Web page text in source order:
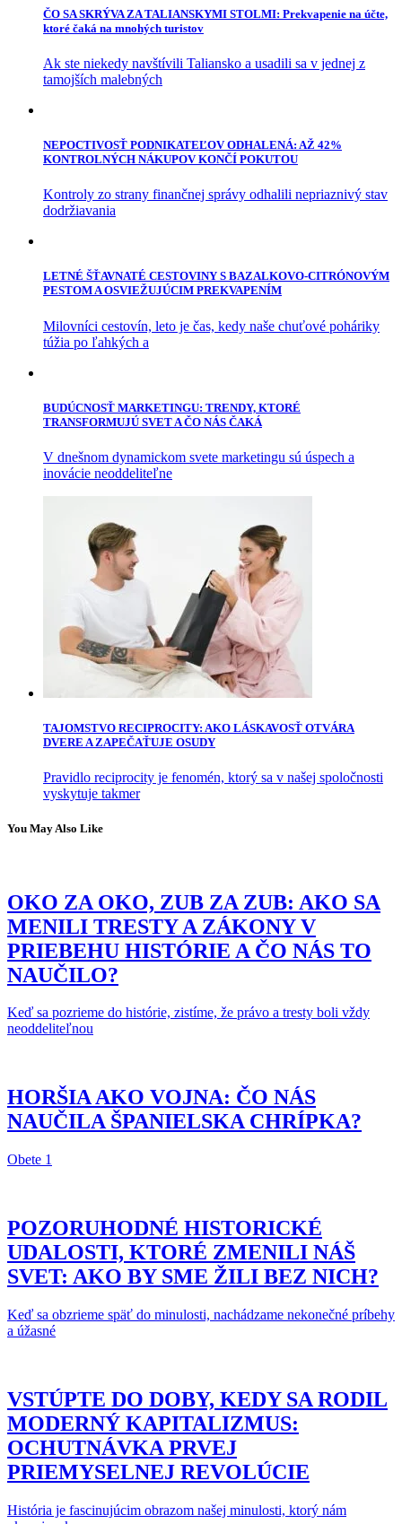
ČO SA SKRÝVA ZA TALIANSKYMI STOLMI: Prekvapenie na účte,
ktoré čaká na mnohých turistov
Ak ste niekedy navštívili Taliansko a usadili sa v jednej z
tamojších malebných
NEPOCTIVOSŤ PODNIKATEĽOV ODHALENÁ: AŽ 42%
KONTROLNÝCH NÁKUPOV KONČÍ POKUTOU
Kontroly zo strany finančnej správy odhalili nepriaznivý stav
dodržiavania
LETNÉ ŠŤAVNATÉ CESTOVINY S BAZALKOVO-CITRÓNOVÝM
PESTOM A OSVIEŽUJÚCIM PREKVAPENÍM
Milovníci cestovín, leto je čas, kedy naše chuťové poháriky
túžia po ľahkých a
BUDÚCNOSŤ MARKETINGU: TRENDY, KTORÉ
TRANSFORMUJÚ SVET A ČO NÁS ČAKÁ
V dnešnom dynamickom svete marketingu sú úspech a
inovácie neoddeliteľne
TAJOMSTVO RECIPROCITY: AKO LÁSKAVOSŤ OTVÁRA
DVERE A ZAPEČAŤUJE OSUDY
Pravidlo reciprocity je fenomén, ktorý sa v našej spoločnosti
vyskytuje takmer
You May Also Like
OKO ZA OKO, ZUB ZA ZUB: AKO SA
MENILI TRESTY A ZÁKONY V
PRIEBEHU HISTÓRIE A ČO NÁS TO
NAUČILO?
Keď sa pozrieme do histórie, zistíme, že právo a tresty boli vždy
neoddeliteľnou
HORŠIA AKO VOJNA: ČO NÁS
NAUČILA ŠPANIELSKA CHRÍPKA?
Obete 1
POZORUHODNÉ HISTORICKÉ
UDALOSTI, KTORÉ ZMENILI NÁŠ
SVET: AKO BY SME ŽILI BEZ NICH?
Keď sa obzrieme späť do minulosti, nachádzame nekonečné príbehy
a úžasné
VSTÚPTE DO DOBY, KEDY SA RODIL
MODERNÝ KAPITALIZMUS:
OCHUTNÁVKA PRVEJ
PRIEMYSELNEJ REVOLÚCIE
História je fascinujúcim obrazom našej minulosti, ktorý nám